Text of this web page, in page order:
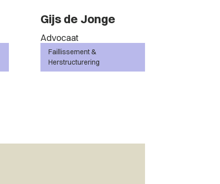
Gijs de Jonge
Advocaat
Faillissement &
Herstructurering